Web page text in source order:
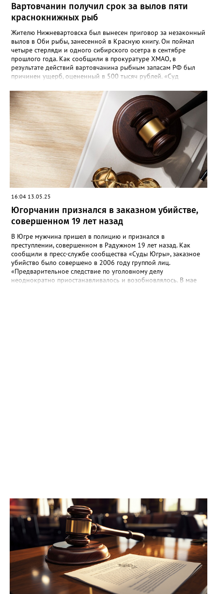
Вартовчанин получил срок за вылов пяти
краснокнижных рыб
Жителю Нижневартовска был вынесен приговор за незаконный
вылов в Оби рыбы, занесенной в Красную книгу. Он поймал
четыре стерляди и одного сибирского осетра в сентябре
прошлого года. Как сообщили в прокуратуре ХМАО, в
результате действий вартовчанина рыбным запасам РФ был
причинен ущерб, оцененный в 500 тысяч рублей. «Суд
свободы условно с испытательным сроком в один год», —
говорится в сообщении. Также у мужчины конфисковали
моторную лодку и передали государству. На данный момент
приговор не вступил в законную силу.
16:04 13.05.25
Югорчанин признался в заказном убийстве,
совершенном 19 лет назад
В Югре мужчина пришел в полицию и признался в
преступлении, совершенном в Радужном 19 лет назад. Как
сообщили в пресс-службе сообщества «Суды Югры», заказное
убийство было совершено в 2006 году группой лиц.
«Предварительное следствие по уголовному делу
неоднократно приостанавливалось и возобновлялось. В мае